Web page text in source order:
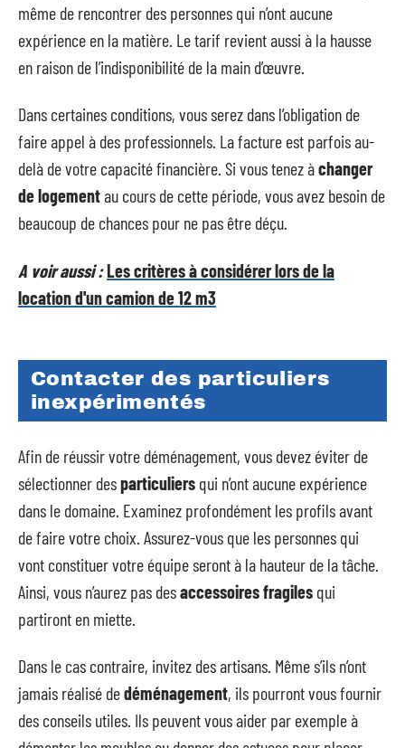
même de rencontrer des personnes qui n’ont aucune
expérience en la matière. Le tarif revient aussi à la hausse
en raison de l’indisponibilité de la main d’œuvre.
Dans certaines conditions, vous serez dans l’obligation de
faire appel à des professionnels. La facture est parfois au-
delà de votre capacité financière. Si vous tenez àchanger
de logementau cours de cette période, vous avez besoin de
beaucoup de chances pour ne pas être déçu.
A voir aussi :Les critères à considérer lors de la
location d'un camion de 12 m3
Contacter des particuliers
inexpérimentés
Afin de réussir votre déménagement, vous devez éviter de
sélectionner desparticuliers qui n’ont aucune expérience
dans le domaine. Examinez profondément les profils avant
de faire votre choix. Assurez-vous que les personnes qui
vont constituer votre équipe seront à la hauteur de la tâche.
Ainsi, vous n’aurez pas desaccessoires fragiles qui
partiront en miette.
Dans le cas contraire, invitez des artisans. Même s’ils n’ont
jamais réalisé dedéménagement, ils pourront vous fournir
des conseils utiles. Ils peuvent vous aider par exemple à